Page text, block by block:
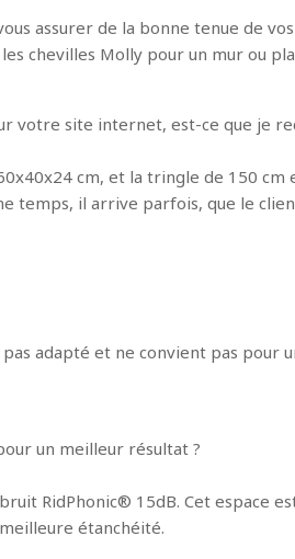
assurer de la bonne tenue de
chevilles Molly pour un mur ou
votre site internet, est-ce que je
cm, et la tringle de 150
temps, il arrive parfois, que le
adapté et ne convient pas pour
un meilleur résultat ?
RidPhonic® 15dB. Cet espace
étanchéité.